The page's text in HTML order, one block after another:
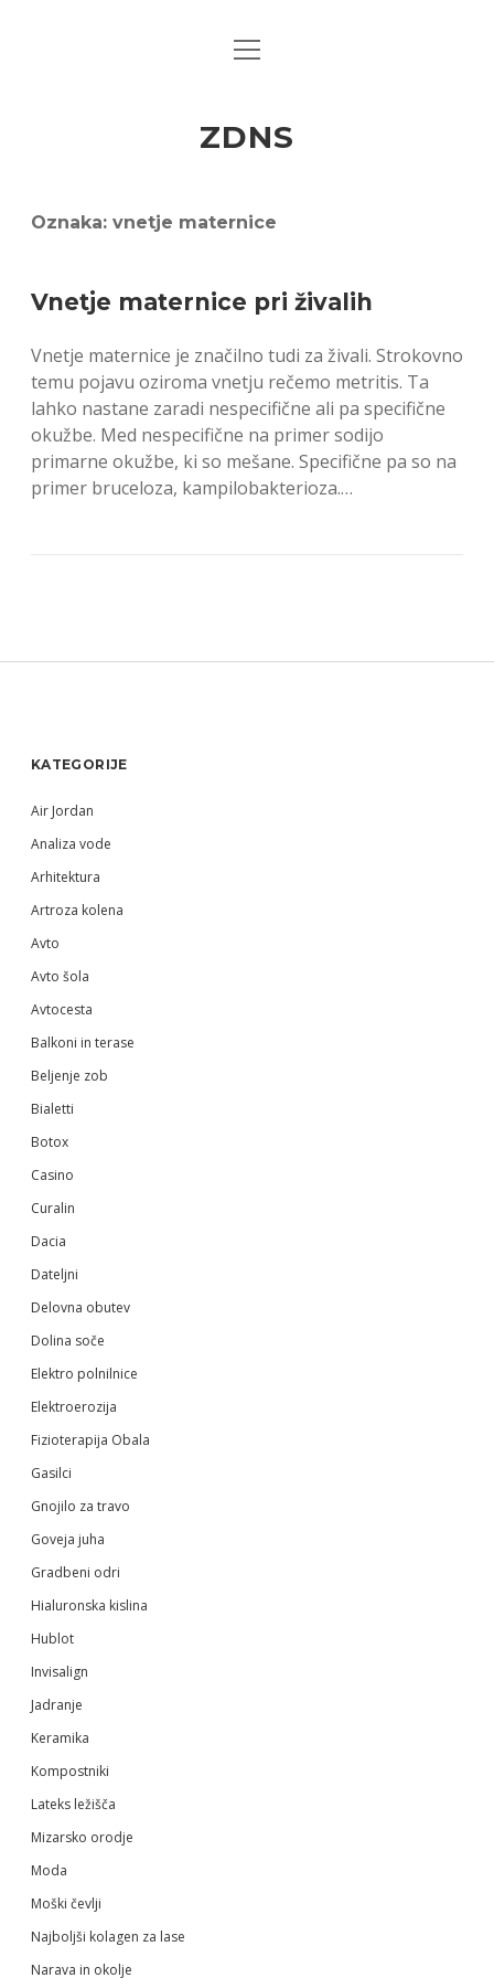
open
ZDNS
Oznaka: vnetje maternice
Vnetje maternice pri živalih
Vnetje maternice je značilno tudi za živali. Strokovno
temu pojavu oziroma vnetju rečemo metritis. Ta
lahko nastane zaradi nespecifične ali pa specifične
okužbe. Med nespecifične na primer sodijo
primarne okužbe, ki so mešane. Specifične pa so na
primer bruceloza, kampilobakterioza.…
KATEGORIJE
Air Jordan
Analiza vode
Arhitektura
Artroza kolena
Avto
Avto šola
Avtocesta
Balkoni in terase
Beljenje zob
Bialetti
Botox
Casino
Curalin
Dacia
Dateljni
Delovna obutev
Dolina soče
Elektro polnilnice
Elektroerozija
Fizioterapija Obala
Gasilci
Gnojilo za travo
Goveja juha
Gradbeni odri
Hialuronska kislina
Hublot
Invisalign
Jadranje
Keramika
Kompostniki
Lateks ležišča
Mizarsko orodje
Moda
Moški čevlji
Najboljši kolagen za lase
Narava in okolje